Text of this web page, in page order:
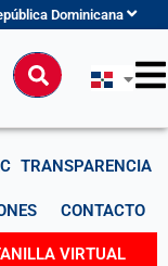
Dominicana
Buscar
TRANSPARENCIA
CONTACTO
VIRTUAL